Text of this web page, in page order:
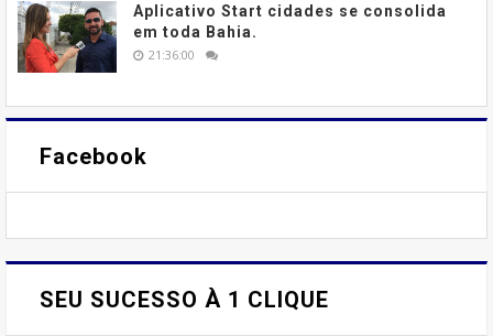
Aplicativo Start cidades se consolida
em toda Bahia.
21:36:00
Facebook
SEU SUCESSO À 1 CLIQUE